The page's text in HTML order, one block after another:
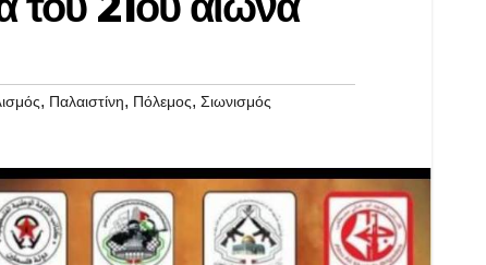
, Παλαιστίνη, Πόλεμος, Σιωνισμός